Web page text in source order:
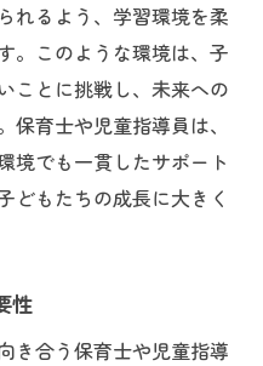
れるよう、学習環境を柔
。このような環境は、子
ことに挑戦し、未来への
育士や児童指導員は、
境でも一貫したサポート
どもたちの成長に大きく
性
き合う保育士や児童指導